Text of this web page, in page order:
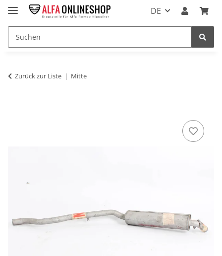
DE
Zurück zur Liste Mitte